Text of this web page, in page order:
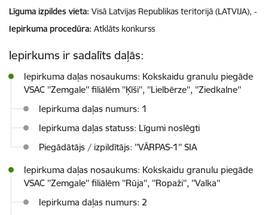
Līguma izpildes vieta Visā Latvijas Republikas teritorijā (LATVIJA), -
Iepirkuma procedūra Atklāts konkurss
Iepirkums ir sadalīts daļās:
Iepirkuma daļas nosaukums: Kokskaidu granulu piegāde
VSAC ''Zemgale'' filiālēm ''Ķīši'', ''Lielbērze'', ''Ziedkalne''
Iepirkuma daļas numurs: 1
Iepirkuma daļas statuss: Līgumi noslēgti
Piegādātājs / izpildītājs: ''VĀRPAS-1'' SIA
Iepirkuma daļas nosaukums: Kokskaidu granulu piegāde
VSAC ''Zemgale'' filiālēm ''Rūja'', ''Ropaži'', ''Valka''
Iepirkuma daļas numurs: 2